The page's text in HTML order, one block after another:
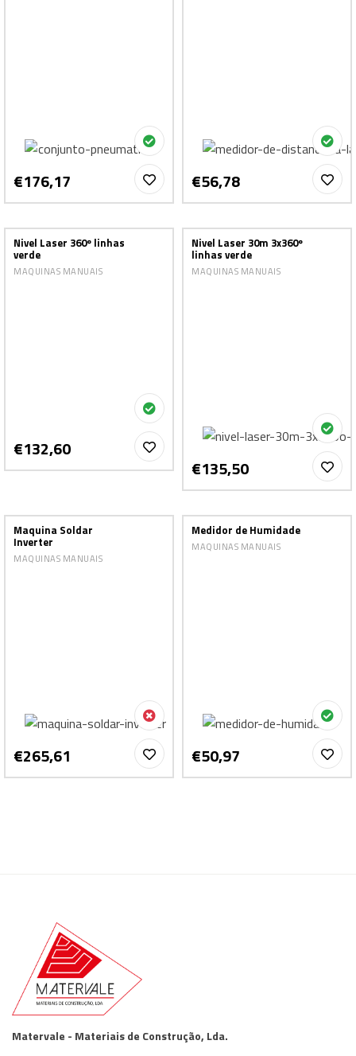
€176,17 €56,78
Nivel Laser 360º linhas
verde
MAQUINAS MANUAIS
€132,60
Nivel Laser 30m 3x360º
linhas verde
MAQUINAS MANUAIS
€135,50
Maquina Soldar
Inverter
MAQUINAS MANUAIS
€265,61
Medidor de Humidade
MAQUINAS MANUAIS
€50,97
Matervale - Materiais de Construção, Lda.